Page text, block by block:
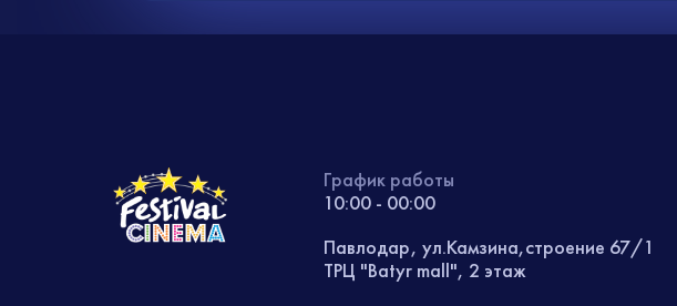
График работы
10:00 - 00:00
Павлодар, ул.Камзина,строение 67/1
ТРЦ "Batyr mall", 2 этаж